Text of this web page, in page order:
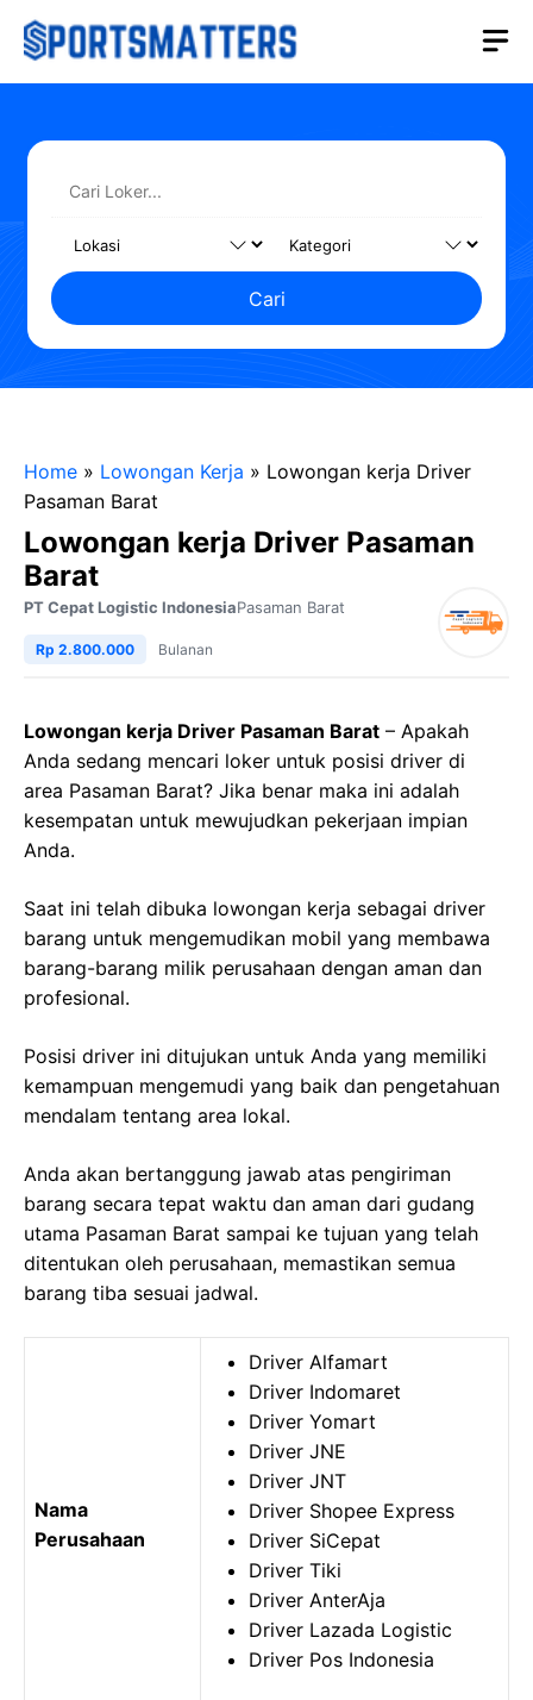
Langsung
Cari
Home » Lowongan Kerja » Lowongan kerja Driver
Pasaman Barat
Lowongan kerja Driver Pasaman
Barat
PT Cepat Logistic IndonesiaPasaman Barat
Rp 2.800.000 Bulanan
Lowongan kerja Driver Pasaman Barat – Apakah
Anda sedang mencari loker untuk posisi driver di
area Pasaman Barat? Jika benar maka ini adalah
kesempatan untuk mewujudkan pekerjaan impian
Anda.
Saat ini telah dibuka lowongan kerja sebagai driver
barang untuk mengemudikan mobil yang membawa
barang-barang milik perusahaan dengan aman dan
profesional.
Posisi driver ini ditujukan untuk Anda yang memiliki
kemampuan mengemudi yang baik dan pengetahuan
mendalam tentang area lokal.
Anda akan bertanggung jawab atas pengiriman
barang secara tepat waktu dan aman dari gudang
utama Pasaman Barat sampai ke tujuan yang telah
ditentukan oleh perusahaan, memastikan semua
barang tiba sesuai jadwal.
Nama
Perusahaan
Driver Alfamart
Driver Indomaret
Driver Yomart
Driver JNE
Driver JNT
Driver Shopee Express
Driver SiCepat
Driver Tiki
Driver AnterAja
Driver Lazada Logistic
Driver Pos Indonesia